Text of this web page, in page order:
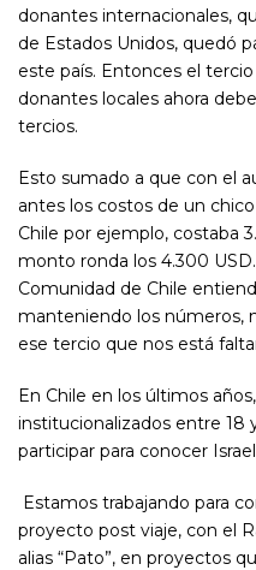
donantes internacionales,
de Estados Unidos, quedó
este país. Entonces el
donantes locales ahora
tercios.
Esto sumado a que con el
antes los costos de un
Chile por ejemplo, costaba
monto ronda los 4.300
Comunidad de Chile
manteniendo los números,
ese tercio que nos está
En Chile en los últimos
institucionalizados entre 18
participar para conocer
Estamos trabajando para
proyecto post viaje, con el
alias “Pato”, en proyectos